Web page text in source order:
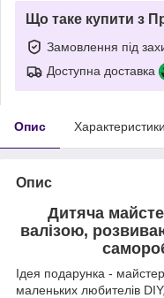
Що таке купити з
Замовлення під
Доступна доставка
Опис Характеристики
Опис
Дитяча
валізою,
Ідея подарунка -
маленьких любителів